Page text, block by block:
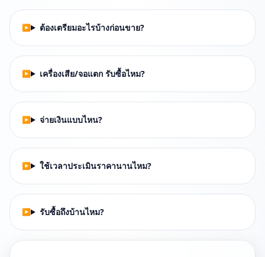
ต้องเตรียมอะไรบ้างก่อนขาย?
เครื่องเสีย/จอแตก รับซื้อไหม?
จ่ายเงินแบบไหน?
ใช้เวลาประเมินราคานานไหม?
รับซื้อถึงบ้านไหม?